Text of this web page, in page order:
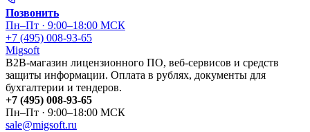
Позвонить
Пн–Пт · 9:00–18:00 МСК
+7 (495) 008-93-65
Migsoft
B2B-магазин лицензионного ПО, веб-сервисов и средств
защиты информации. Оплата в рублях, документы для
бухгалтерии и тендеров.
+7 (495) 008-93-65
Пн–Пт · 9:00–18:00 МСК
sale@migsoft.ru